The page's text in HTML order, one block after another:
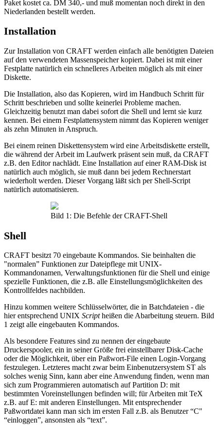
Paket kostet ca. DM 340,- und muß momentan noch direkt in den
Niederlanden bestellt werden.
Installation
Zur Installation von CRAFT werden einfach alle benötigten Dateien
auf den verwendeten Massenspeicher kopiert. Dabei ist mit einer
Festplatte natürlich ein schnelleres Arbeiten möglich als mit einer
Diskette.
Die Installation, also das Kopieren, wird im Handbuch Schritt für
Schritt beschrieben und sollte keinerlei Probleme machen.
Gleichzeitig benutzt man dabei sofort die Shell und lernt sie kurz
kennen. Bei einem Festplattensystem nimmt das Kopieren weniger
als zehn Minuten in Anspruch.
Bei einem reinen Diskettensystem wird eine Arbeitsdiskette erstellt,
die während der Arbeit im Laufwerk präsent sein muß, da CRAFT
z.B. den Editor nachlädt. Eine Installation auf einer RAM-Disk ist
natürlich auch möglich, sie muß dann bei jedem Rechnerstart
wiederholt werden. Dieser Vorgang läßt sich per Shell-Script
natürlich automatisieren.
Bild 1: Die Befehle der CRAFT-Shell
Shell
CRAFT besitzt 70 eingebaute Kommandos. Sie beinhalten die
"normalen” Funktionen zur Dateipflege mit UNIX-
Kommandonamen, Verwaltungsfunktionen für die Shell und einige
spezielle Funktionen, die z.B. alle Einstellungsmöglichkeiten des
Kontrollfeldes nachbilden.
Hinzu kommen weitere Schlüsselwörter, die in Batchdateien - die
hier entsprechend UNIX Scriptheißen die Abarbeitung steuern. Bild
1 zeigt alle eingebauten Kommandos.
Als besondere Features sind zu nennen der eingebaute
Druckerspooler, ein in seiner Größe frei einstellbarer Disk-Cache
oder die Möglichkeit, über ein Paßwort-File einen Login-Vorgang
festzulegen. Letzteres macht zwar beim Einbenutzersystem ST als
solches wenig Sinn, kann aber eine Anwendung finden, wenn man
sich zum Programmieren automatisch auf Partition D: mit
bestimmten Voreinstellungen befinden will; für Arbeiten mit TeX
z.B. auf E: mit anderen Einstellungen. Mit entsprechender
Paßwortdatei kann man sich im ersten Fall z.B. als Benutzer “C"
“einloggen”, ansonsten als “text”.